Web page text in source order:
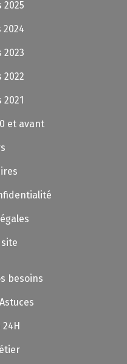
2025
2023
2022
et avant
besoins
24H